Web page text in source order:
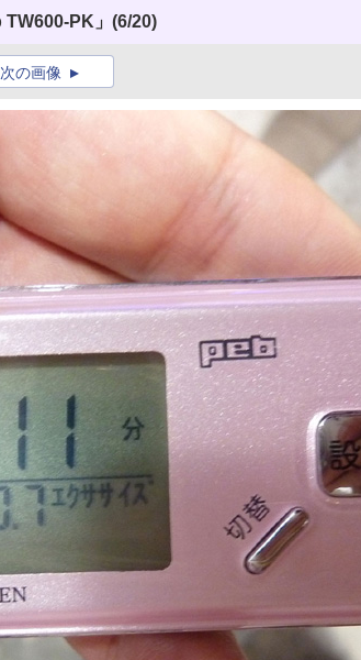
PK」 (6/20)
次の画像